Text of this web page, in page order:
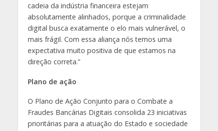
cadeia da indústria financeira estejam
absolutamente alinhados, porque a criminalidade
digital busca exatamente o elo mais vulnerável, o
mais frágil. Com essa aliança nós temos uma
expectativa muito positiva de que estamos na
direção correta.”
Plano de ação
O Plano de Ação Conjunto para o Combate a
Fraudes Bancárias Digitais consolida 23 iniciativas
prioritárias para a atuação do Estado e sociedade